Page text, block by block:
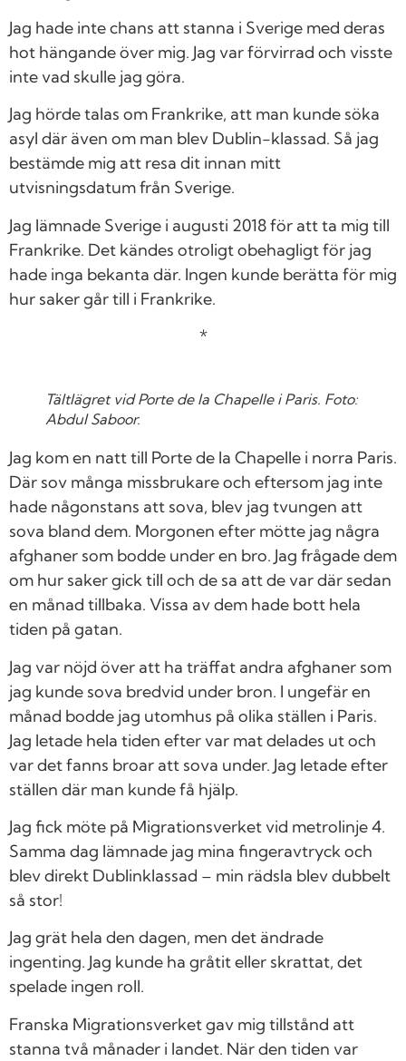
Jag hade inte chans att stanna i Sverige med deras
hot hängande över mig. Jag var förvirrad och visste
inte vad skulle jag göra.
Jag hörde talas om Frankrike, att man kunde söka
asyl där även om man blev Dublin-klassad. Så jag
bestämde mig att resa dit innan mitt
utvisningsdatum från Sverige.
Jag lämnade Sverige i augusti 2018 för att ta mig till
Frankrike. Det kändes otroligt obehagligt för jag
hade inga bekanta där. Ingen kunde berätta för mig
hur saker går till i Frankrike.
*
Tältlägret vid Porte de la Chapelle i Paris. Foto:
Abdul Saboor.
Jag kom en natt till Porte de la Chapelle i norra Paris.
Där sov många missbrukare och eftersom jag inte
hade någonstans att sova, blev jag tvungen att
sova bland dem. Morgonen efter mötte jag några
afghaner som bodde under en bro. Jag frågade dem
om hur saker gick till och de sa att de var där sedan
en månad tillbaka. Vissa av dem hade bott hela
tiden på gatan.
Jag var nöjd över att ha träffat andra afghaner som
jag kunde sova bredvid under bron. I ungefär en
månad bodde jag utomhus på olika ställen i Paris.
Jag letade hela tiden efter var mat delades ut och
var det fanns broar att sova under. Jag letade efter
ställen där man kunde få hjälp.
Jag fick möte på Migrationsverket vid metrolinje 4.
Samma dag lämnade jag mina fingeravtryck och
blev direkt Dublinklassad – min rädsla blev dubbelt
så stor!
Jag grät hela den dagen, men det ändrade
ingenting. Jag kunde ha gråtit eller skrattat, det
spelade ingen roll.
Franska Migrationsverket gav mig tillstånd att
stanna två månader i landet. När den tiden var